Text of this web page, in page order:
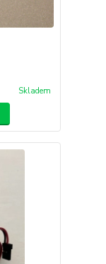
Skladem